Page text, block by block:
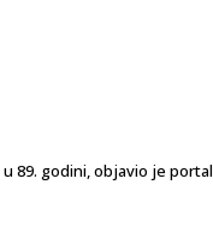
89. godini, objavio je portal